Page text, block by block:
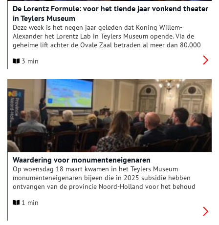
De Lorentz Formule: voor het tiende jaar vonkend theater
in Teylers Museum
Deze week is het negen jaar geleden dat Koning Willem-
Alexander het Lorentz Lab in Teylers Museum opende. Via de
geheime lift achter de Ovale Zaal betraden al meer dan 80.000
Antoon Lorentz (1853-1928). Daar komen Teylers Museum,
locatietheatervoorstelling De Lorentz Formule, die deze week
het tiende jaar ingaat. Regisseur Rieks Swarte: ‘We hebben
inmiddels meer voorstellingen gespeeld dan Soldaat van
Oranje.’
3 min
Waardering voor monumenteneigenaren
Op woensdag 18 maart kwamen in het Teylers Museum
monumenteneigenaren bijeen die in 2025 subsidie hebben
ontvangen van de provincie Noord-Holland voor het behoud
de provincie haar waardering uit voor hun inzet voor het
1 min